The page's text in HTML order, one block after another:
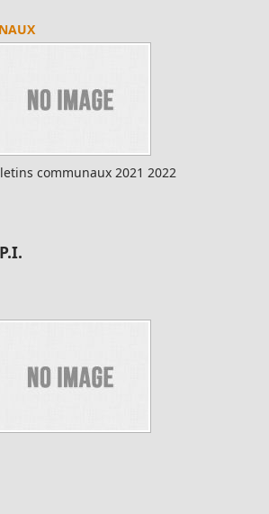
communaux 2021 2022